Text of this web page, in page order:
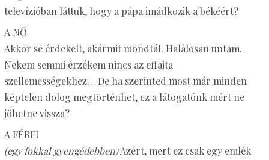
televízióban láttuk, hogy a pápa imádkozik a békéért?
A NŐ
Akkor se érdekelt, akármit mondtál. Halálosan untam.
Nekem semmi érzékem nincs az effajta
szellemességekhez… De ha szerinted most már minden
képtelen dolog megtörténhet, ez a látogatónk mért ne
jöhetne vissza?
A FÉRFI
(egy fokkal gyengédebben)Azért, mert ez csak egy emlék